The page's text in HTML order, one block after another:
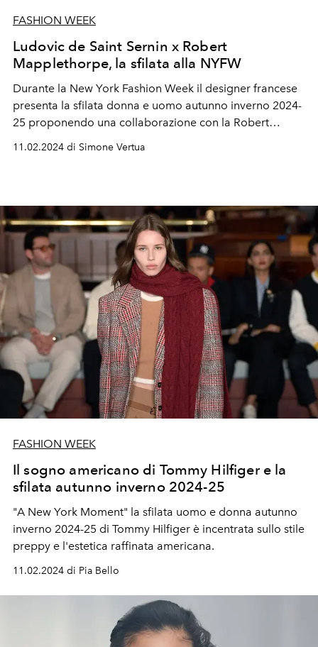
FASHION WEEK
Ludovic de Saint Sernin x Robert
Mapplethorpe, la sfilata alla NYFW
Durante la New York Fashion Week il designer francese
presenta la sfilata donna e uomo autunno inverno 2024-
25 proponendo una collaborazione con la Robert
11.02.2024 di Simone Vertua
FASHION WEEK
Il sogno americano di Tommy Hilfiger e la
sfilata autunno inverno 2024-25
"A New York Moment" la sfilata uomo e donna autunno
inverno 2024-25 di Tommy Hilfiger è incentrata sullo stile
preppy e l'estetica raffinata americana.
11.02.2024 di Pia Bello